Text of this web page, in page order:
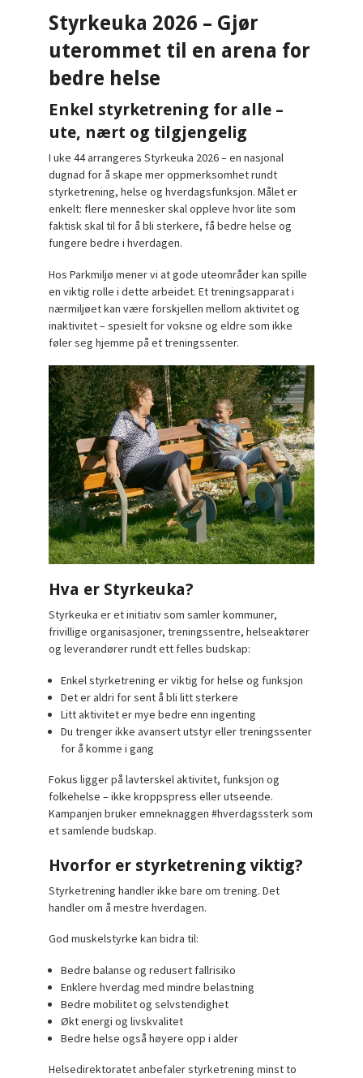
Styrkeuka 2026 – Gjør
uterommet til en arena for
bedre helse
Enkel styrketrening for alle –
ute, nært og tilgjengelig
I uke 44 arrangeres Styrkeuka 2026 – en nasjonal
dugnad for å skape mer oppmerksomhet rundt
styrketrening, helse og hverdagsfunksjon. Målet er
enkelt: flere mennesker skal oppleve hvor lite som
faktisk skal til for å bli sterkere, få bedre helse og
fungere bedre i hverdagen.
Hos Parkmiljø mener vi at gode uteområder kan spille
en viktig rolle i dette arbeidet. Et treningsapparat i
nærmiljøet kan være forskjellen mellom aktivitet og
inaktivitet – spesielt for voksne og eldre som ikke
føler seg hjemme på et treningssenter.
Hva er Styrkeuka?
Styrkeuka er et initiativ som samler kommuner,
frivillige organisasjoner, treningssentre, helseaktører
og leverandører rundt ett felles budskap:
Enkel styrketrening er viktig for helse og funksjon
Det er aldri for sent å bli litt sterkere
Litt aktivitet er mye bedre enn ingenting
Du trenger ikke avansert utstyr eller treningssenter
for å komme i gang
Fokus ligger på lavterskel aktivitet, funksjon og
folkehelse – ikke kroppspress eller utseende.
Kampanjen bruker emneknaggen #hverdagssterk som
et samlende budskap.
Hvorfor er styrketrening viktig?
Styrketrening handler ikke bare om trening. Det
handler om å mestre hverdagen.
God muskelstyrke kan bidra til:
Bedre balanse og redusert fallrisiko
Enklere hverdag med mindre belastning
Bedre mobilitet og selvstendighet
Økt energi og livskvalitet
Bedre helse også høyere opp i alder
Helsedirektoratet anbefaler styrketrening minst to